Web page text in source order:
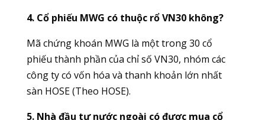
4. Cổ phiếu MWG có thuộc rổ VN30 không?
Mã chứng khoán MWG là một trong 30 cổ
phiếu thành phần của chỉ số VN30, nhóm các
công ty có vốn hóa và thanh khoản lớn nhất
sàn HOSE (Theo HOSE).
5. Nhà đầu tư nước ngoài có được mua cổ